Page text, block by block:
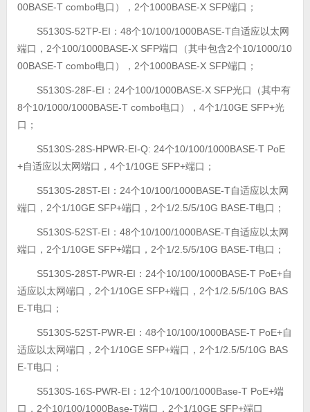
00BASE-T combo电口），2个1000BASE-X SFP端口；
S5130S-52TP-EI：48个10/100/1000BASE-T自适应以太网
端口，2个100/1000BASE-X SFP端口（其中包含2个10/1000/10
00BASE-T combo电口），2个1000BASE-X SFP端口；
S5130S-28F-EI：24个100/1000BASE-X SFP光口（其中有
8个10/1000/1000BASE-T combo电口），4个1/10GE SFP+光
口；
S5130S-28S-HPWR-EI-Q: 24个10/100/1000BASE-T PoE
+自适应以太网端口，4个1/10GE SFP+端口；
S5130S-28ST-EI：24个10/100/1000BASE-T自适应以太网
端口，2个1/10GE SFP+端口，2个1/2.5/5/10G BASE-T电口；
S5130S-52ST-EI：48个10/100/1000BASE-T自适应以太网
端口，2个1/10GE SFP+端口，2个1/2.5/5/10G BASE-T电口；
S5130S-28ST-PWR-EI：24个10/100/1000BASE-T PoE+自
适应以太网端口，2个1/10GE SFP+端口，2个1/2.5/5/10G BAS
E-T电口；
S5130S-52ST-PWR-EI：48个10/100/1000BASE-T PoE+自
适应以太网端口，2个1/10GE SFP+端口，2个1/2.5/5/10G BAS
E-T电口；
S5130S-16S-PWR-EI：12个10/100/1000Base-T PoE+端
口，2个10/100/1000Base-T端口，2个1/10GE SFP+端口